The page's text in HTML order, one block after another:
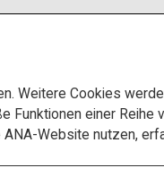
Weitere Cookies
Funktionen einer Reihe
ANA-Website nutzen,